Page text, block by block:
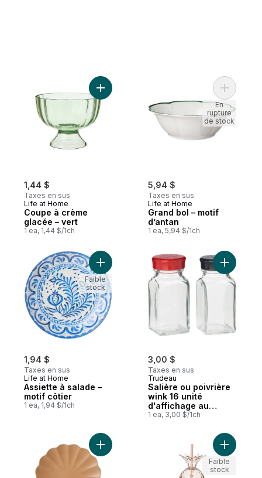
1,44 $
Taxes en sus
Life at Home
Coupe à crème
glacée – vert
1 ea, 1,44 $/1ch
Ajouter Coupe à crème glacée – vert au
5,94 $
Taxes en sus
Life at Home
Grand bol – motif
d’antan
1 ea, 5,94 $/1ch
Ajouter
En
rupture
de stock
1,94 $
Taxes en sus
Life at Home
Assiette à salade –
motif côtier
1 ea, 1,94 $/1ch
Ajouter Assiette à salade – motif côtier au
Faible
stock
3,00 $
Taxes en sus
Trudeau
Salière ou poivrière
wink 16 unité
d'affichage au
comptoir vide
1 ea, 3,00 $/1ch
Ajouter
Ajouter Assiette plate festonnée – moka
Ajouter
Faible
stock